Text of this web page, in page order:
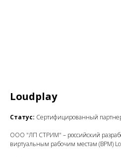
Loudplay
Статус: Сертифицированный
ООО "ЛП CТРИМ" – российский
виртуальным рабочим местам (ВРМ)